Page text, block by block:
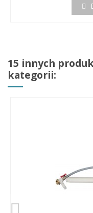
15 innych
kategorii: